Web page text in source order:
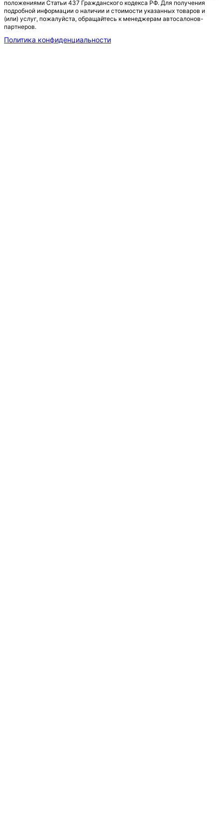
положениями Статьи 437 Гражданского кодекса РФ. Для получения
подробной информации о наличии и стоимости указанных товаров и
(или) услуг, пожалуйста, обращайтесь к менеджерам автосалонов-
партнеров.
Политика конфиденциальности